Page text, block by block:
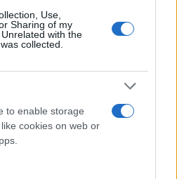
Use,
Sharing of my
with the
collected.
to enable storage
cookies on web or
ψευδής
ο εργαζόμενος συνεχίζει
«βάφτισμα» εργαζομένων
στελεχών ώστε να
της ψηφιακής
εκτιμά φυσικά ότι όσο